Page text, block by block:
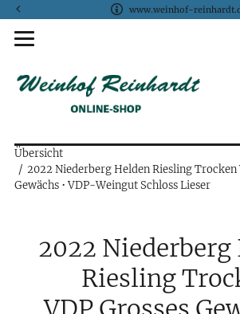
www.weinhof-
Übersicht
2022 Niederberg Helden Riesling Trocken
Gewächs • VDP-Weingut Schloss Lieser
2022 Niederberg
Riesling